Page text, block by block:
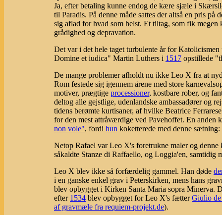
Ja, efter betaling kunne endog de kære sjæle i
til Paradis. På denne måde sattes der altså en pris
sig aflad for hvad som helst. Et tiltag, som fik
grådighed og depravation.
Det var i det hele taget turbulente år for
Domine et iudica" Martin Luthers i 1517 opstillede
De mange problemer afholdt nu ikke Leo X fra at
Rom festede sig igennem årene med store
motiver, prægtige processioner, kostbare rober, og
deltog alle gejstlige, udenlandske ambassadører og
tidens berømte kurtisaner, af hvilke Beatrice
for den mest attråværdige ved Pavehoffet. En
non vole", fordi hun koketterede med denne
Netop Rafael var Leo X's foretrukne maler og denne
såkaldte Stanze di Raffaello, og Loggia'en,
Leo X blev ikke så forfærdelig gammel. Han døde
i en ganske enkel grav i Peterskirken, mens hans
blev opbygget i Kirken Santa Maria sopra Minerva.
efter 1534 blev opbygget for Leo X's fætterGiulio
af gravmæle fra requiem-projekt.de).